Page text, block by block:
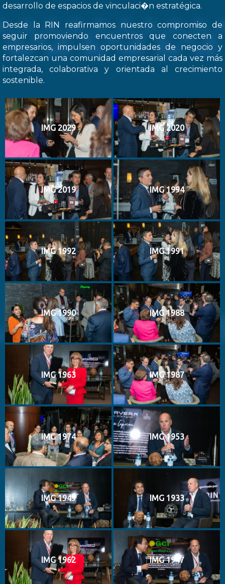
desarrollo de espacios de vinculaci�n estratégica.
Desde la RIN reafirmamos nuestro compromiso de
seguir promoviendo encuentros que conecten a
empresarios, impulsen oportunidades de negocio y
fortalezcan una comunidad empresarial cada vez más
integrada, colaborativa y orientada al crecimiento
sostenible.
IMG 2029 IMG 2020
IMG 2019 IMG 1994
IMG 1992 IMG 1991
IMG 1990 IMG 1988
IMG 1963 IMG 1987
IMG 1974 IMG 1953
IMG 1949 IMG 1933
IMG 1962 IMG 1947